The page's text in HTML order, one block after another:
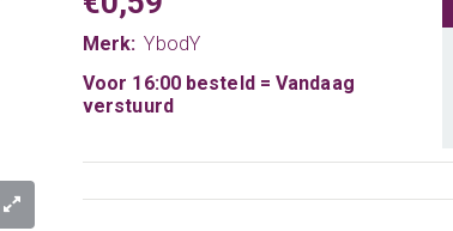
Merk: YbodY
Voor 16:00 besteld = Vandaag
verstuurd